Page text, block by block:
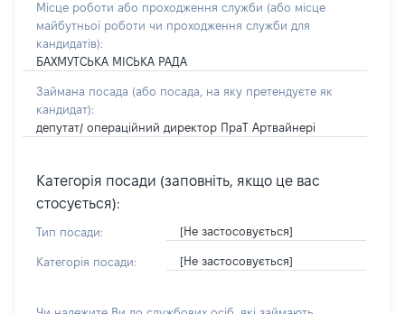
Місце роботи або проходження служби (або місце
майбутньої роботи чи проходження служби для
кандидатів):
БАХМУТСЬКА МІСЬКА РАДА
Займана посада (або посада, на яку претендуєте як
кандидат):
депутат/ операційний директор ПраТ Артвайнері
Категорія посади (заповніть, якщо це вас
стосується):
Тип посади: [Не застосовується]
Категорія посади: [Не застосовується]